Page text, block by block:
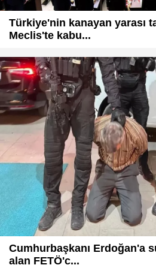
Türkiye'nin kanayan yarası
Meclis'te kabu...
Cumhurbaşkanı Erdoğan'a
alan FETÖ'c...